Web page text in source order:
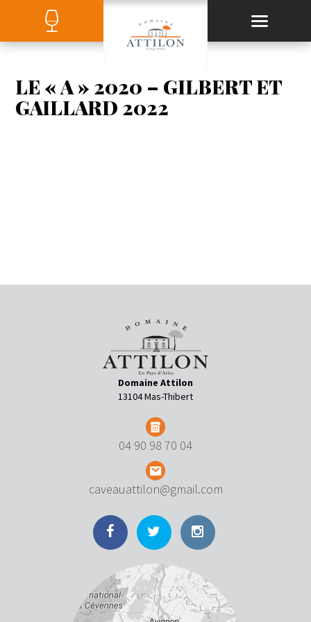
LE « A » 2020 – GILBERT ET
GAILLARD 2022
Domaine Attilon
13104 Mas-Thibert
04 90 98 70 04
caveauattilon@gmail.com